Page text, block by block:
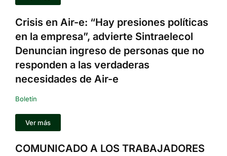
Crisis en Air-e: “Hay presiones políticas
en la empresa”, advierte Sintraelecol
Denuncian ingreso de personas que no
responden a las verdaderas
necesidades de Air-e
Boletín
Ver más
COMUNICADO A LOS TRABAJADORES